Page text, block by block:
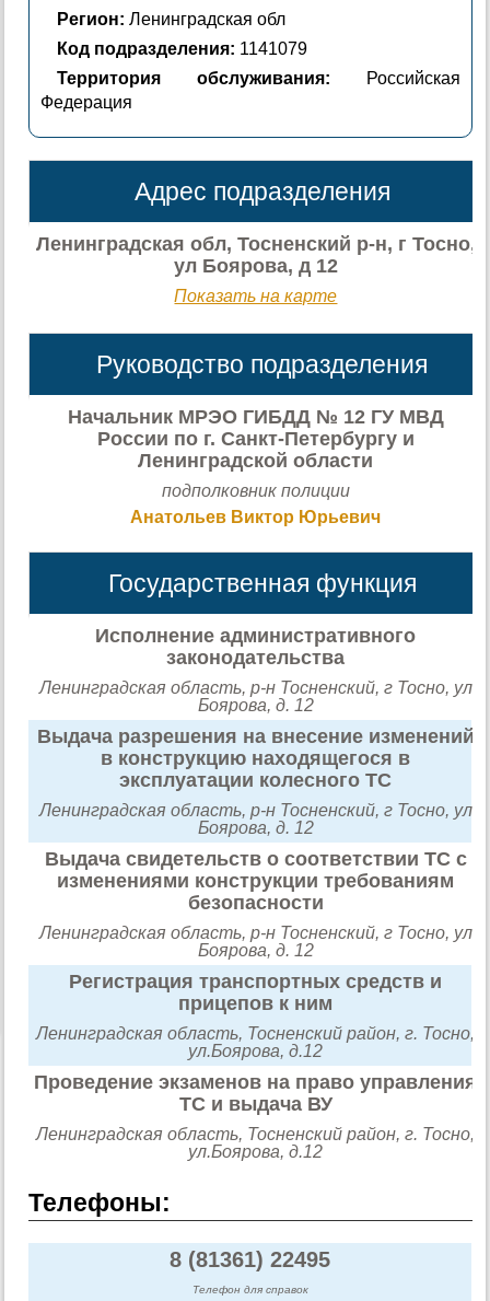
Регион: Ленинградская обл
Код подразделения: 1141079
Территория обслуживания: Российская
Федерация
Адрес подразделения
Ленинградская обл, Тосненский р-н, г Тосно,
ул Боярова, д 12
Показать на карте
Руководство подразделения
Начальник МРЭО ГИБДД № 12 ГУ МВД
России по г. Санкт-Петербургу и
Ленинградской области
подполковник полиции
Анатольев Виктор Юрьевич
Государственная функция
Исполнение административного
законодательства
Ленинградская область, р-н Тосненский, г Тосно, ул
Боярова, д. 12
Выдача разрешения на внесение изменений
в конструкцию находящегося в
эксплуатации колесного ТС
Ленинградская область, р-н Тосненский, г Тосно, ул
Боярова, д. 12
Выдача свидетельств о соответствии ТС с
изменениями конструкции требованиям
безопасности
Ленинградская область, р-н Тосненский, г Тосно, ул
Боярова, д. 12
Регистрация транспортных средств и
прицепов к ним
Ленинградская область, Тосненский район, г. Тосно,
ул.Боярова, д.12
Проведение экзаменов на право управления
ТС и выдача ВУ
Ленинградская область, Тосненский район, г. Тосно,
ул.Боярова, д.12
Телефоны:
8 (81361) 22495
Телефон для справок